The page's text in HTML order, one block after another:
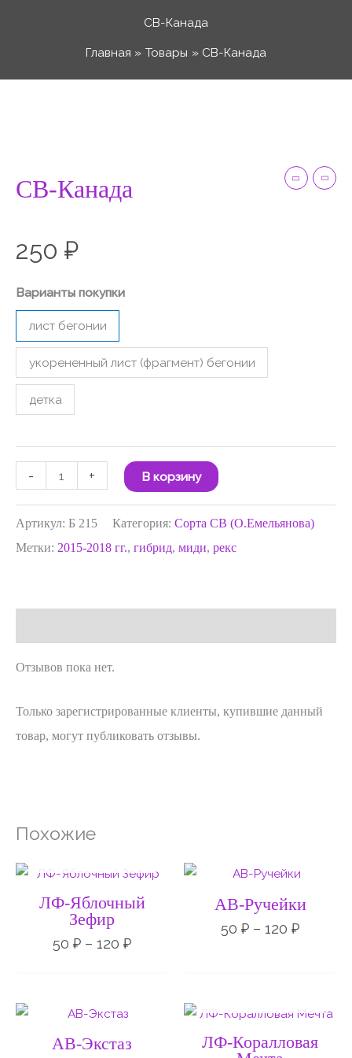
СВ-Канада
Главная
Товары СВ-Канада
СВ-Канада
250 ₽
Варианты покупки
лист бегонии
укорененный лист (фрагмент) бегонии
детка
- + В корзину
Артикул: Б 215 Категория: Сорта СВ (О.Емельянова)
Метки: 2015-2018 гг., гибрид, миди, рекс
Отзывов пока нет.
Только зарегистрированные клиенты, купившие данный
товар, могут публиковать отзывы.
Похожие
ЛФ-Яблочный
Зефир
50 ₽ – 120 ₽
Диапазон
цен:
50 ₽
–
АВ-Ручейки
50 ₽ – 120 ₽
цен:
–
120 ₽
АВ-Экстаз
Диапазон
–
ЛФ-Коралловая
цен:
50 ₽
–